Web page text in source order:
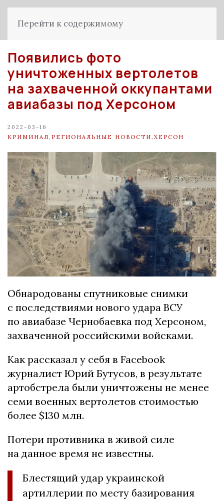
Перейти к содержимому
Появились фото
уничтоженных вертолетов
на захваченной оккупантами
авиабазы под Херсоном
2022-03-16
КРИМИНАЛ РЕГИОНАЛЬНЫЕ НОВОСТИ ХЕРСОН
Обнародованы спутниковые снимки
с последствиями нового удара ВСУ
по авиабазе Чернобаевка под Херсоном,
захваченной российскими войсками.
Как рассказал у себя в Facebook
журналист Юрий Бутусов, в результате
артобстрела были уничтожены не менее
семи военных вертолетов стоимостью
более $130 млн.
Потери противника в живой силе
на данное время не известны.
Блестящий удар украинской
артиллерии по месту базирования